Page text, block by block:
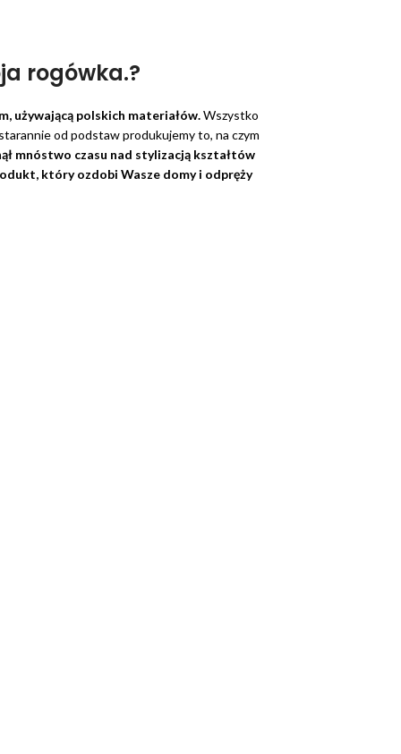
rogówka.?
używającą polskich materiałów.Wszystko
od podstaw produkujemy to, na czym
mnóstwo czasu nad stylizacją kształtów
który ozdobi Wasze domy i odpręży